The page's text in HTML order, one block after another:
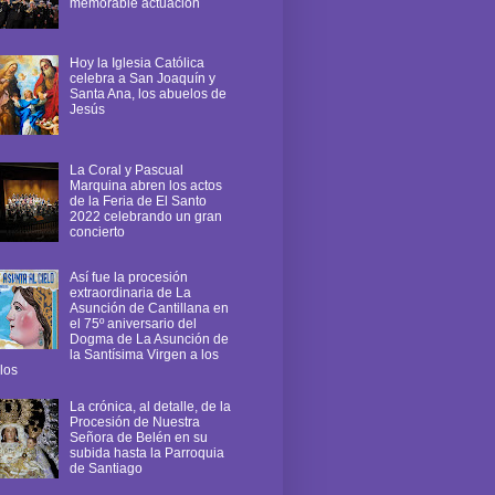
Hoy la Iglesia Católica
celebra a San Joaquín y
Santa Ana, los abuelos de
Jesús
La Coral y Pascual
Marquina abren los actos
de la Feria de El Santo
2022 celebrando un gran
concierto
Así fue la procesión
extraordinaria de La
Asunción de Cantillana en
el 75º aniversario del
Dogma de La Asunción de
la Santísima Virgen a los
La crónica, al detalle, de la
Procesión de Nuestra
Señora de Belén en su
subida hasta la Parroquia
de Santiago